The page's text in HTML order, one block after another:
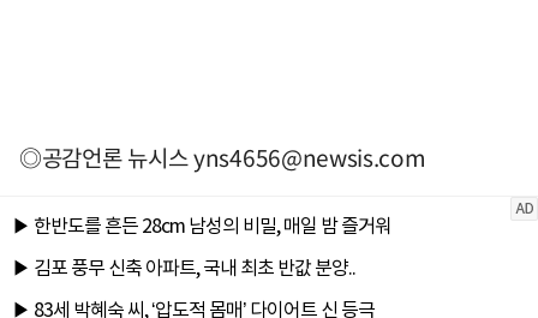
◎공감언론 뉴시스yns4656@newsis.com